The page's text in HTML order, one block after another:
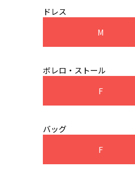
ドレス
M
ボレロ・ストール
F
バッグ
F